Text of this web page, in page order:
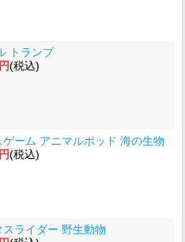
トランプ
(税込)
ーム アニマルポッド 海の生物
(税込)
ライダー 野生動物